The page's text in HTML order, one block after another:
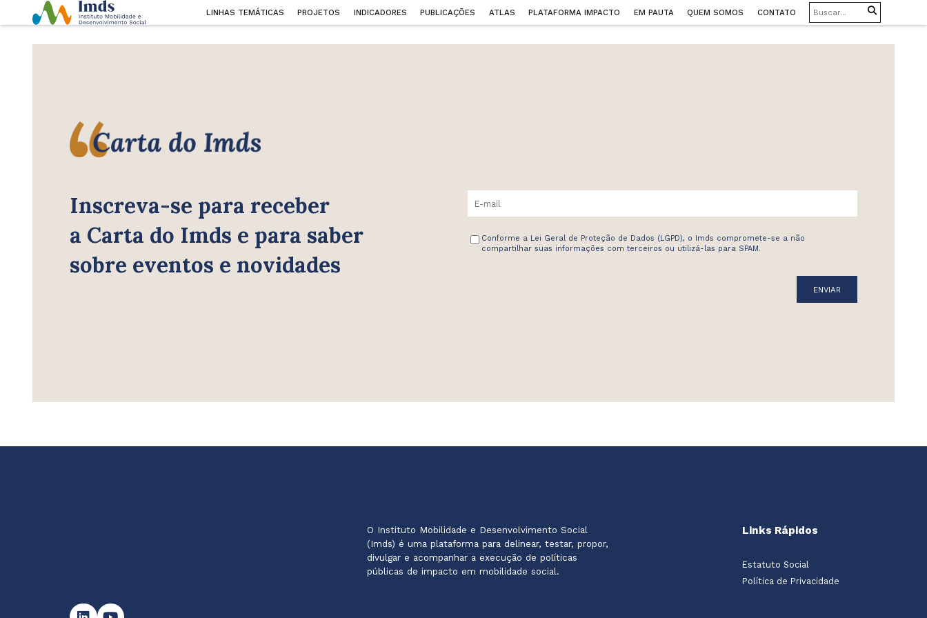
LINHAS TEMÁTICAS PROJETOS INDICADORES PUBLICAÇÕES ATLAS PLATAFORMA IMPACTO EM PAUTA QUEM SOMOS CONTATO
Inscreva-se para receber
a Carta do Imds e para saber
sobre eventos e novidades
Conforme a Lei Geral de Proteção de Dados (LGPD), o Imds compromete-se a não
compartilhar suas informações com terceiros ou utilizá-las para SPAM.
O Instituto Mobilidade e Desenvolvimento Social
(Imds) é uma plataforma para delinear, testar, propor,
divulgar e acompanhar a execução de políticas
públicas de impacto em mobilidade social.
Links Rápidos
Estatuto Social
Política de Privacidade